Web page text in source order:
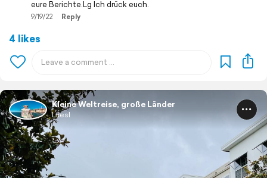
eure Berichte.Lg Ich drück euch.
9/19/22 Reply
4 likes
Kleine Weltreise, große Länder
Liiesl